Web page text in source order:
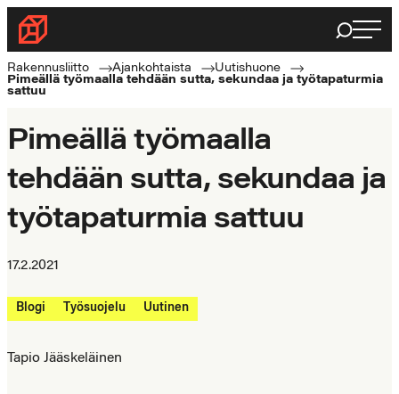
Siirry
suoraan
sisältöön
Rakennusliitto
Rakennusalan
ammattilaisten
Haku
Rakennusliitto Ajankohtaista
Uutishuone
Pimeällä työmaalla tehdään sutta, sekundaa ja työtapaturmia
sattuu
Pimeällä työmaalla
tehdään sutta, sekundaa ja
työtapaturmia sattuu
17.2.2021
Blogi Työsuojelu Uutinen
Tapio Jääskeläinen